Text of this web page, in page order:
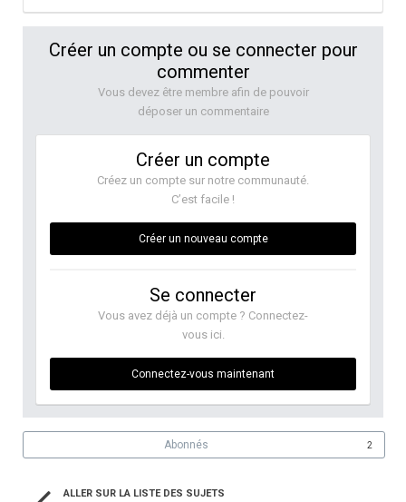
Créer un compte ou se connecter pour
commenter
Vous devez être membre afin de pouvoir
déposer un commentaire
Créer un compte
Créez un compte sur notre communauté.
C’est facile !
Créer un nouveau compte
Se connecter
Vous avez déjà un compte ? Connectez-
vous ici.
Connectez-vous maintenant
Abonnés 2
ALLER SUR LA LISTE DES SUJETS